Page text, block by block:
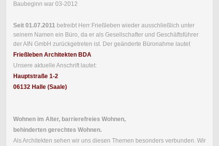
Baubeginn war 03-2012
Seit 01.07.2011betreibt Herr Frießleben wieder ausschließlich unter
seinem Namen ein Büro, da er als Gesellschafter und Geschäftsführer
der AIN GmbH zurückgetreten ist. Der geänderte Büronahme lautet
Frießleben Architekten BDA
Unsere aktuelle Anschrift lautet:
Hauptstraße 1-2
06132 Halle (Saale)
Wohnen im Alter, barrierefreies Wohnen,
behinderten gerechtes Wohnen.
Als Architekten sehen wir uns diesen Themen besonders verbunden. Wir